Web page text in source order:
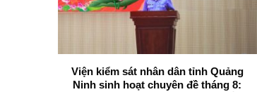
Viện kiểm sát nhân dân tỉnh Quảng
Ninh sinh hoạt chuyên đề tháng 8: